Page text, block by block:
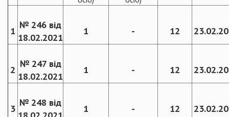
1
№ 246 від
18.02.2021
1 - 12
2
№ 247 від
18.02.2021
1 - 12
3
№ 248 від
1 - 12